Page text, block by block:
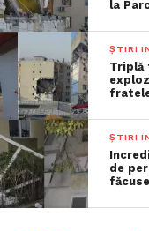
la
ȘTIRI
Triplă
ȘTIRI
de